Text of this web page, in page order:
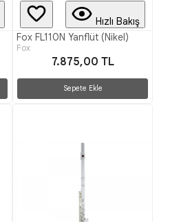
Hızlı Bakış
Fox FL110N Yanflüt (Nikel)
Fox
7.875,00 TL
Sepete Ekle